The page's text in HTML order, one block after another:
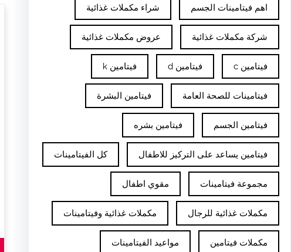
اهم فيتامينات الجسم شراء مكملات غذائية
شركة مكملات غذائية عروض مكملات غذائية
فيتامين c فيتامين d فيتامين k
فيتامينات للصحة العامة فيتامين البشرة
فيتامين الجسم فيتامين بشره
فيتامين يساعد على التركيز للاطفال كل الفيتامينات
مجموعة فيتامينات مقوي اطفال
مكملات غذائية للرجال مكملات غذائية وفيتامينات
مكملات فيتامين مواعيد الفيتامينات